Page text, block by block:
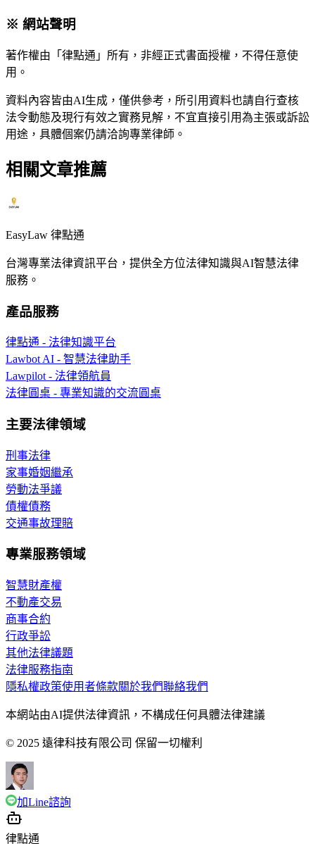
※ 網站聲明
著作權由「律點通」所有，非經正式書面授權，不得任意使
用。
資料內容皆由AI生成，僅供參考，所引用資料也請自行查核
法令動態及現行有效之實務見解，不宜直接引用為主張或訴訟
用途，具體個案仍請洽詢專業律師。
相關文章推薦
EasyLaw 律點通
台灣專業法律資訊平台，提供全方位法律知識與AI智慧法律
服務。
產品服務
律點通 - 法律知識平台
Lawbot AI - 智慧法律助手
Lawpilot - 法律領航員
法律圓桌 - 專業知識的交流圓桌
主要法律領域
刑事法律
家事婚姻繼承
勞動法爭議
債權債務
交通事故理賠
專業服務領域
智慧財產權
不動產交易
商事合約
行政爭訟
其他法律議題
法律服務指南
隱私權政策使用者條款關於我們聯絡我們
本網站由AI提供法律資訊，不構成任何具體法律建議
© 2025 遠律科技有限公司 保留一切權利
加Line諮詢
律點通